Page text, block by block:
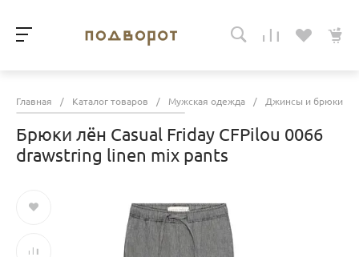
Главная / Каталог товаров / Мужская одежда / Джинсы и брюки
Брюки лён Casual Friday CFPilou 0066
drawstring linen mix pants